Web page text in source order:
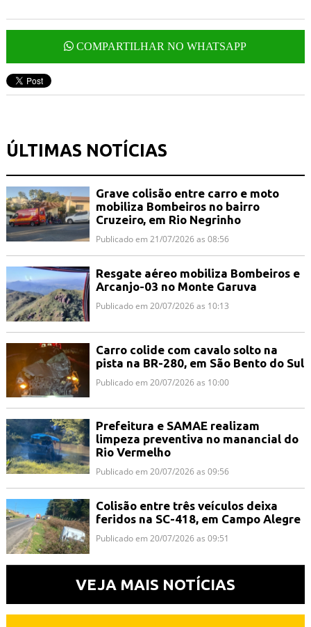
COMPARTILHAR NO WHATSAPP
ÚLTIMAS NOTÍCIAS
Grave colisão entre carro e moto
mobiliza Bombeiros no bairro
Cruzeiro, em Rio Negrinho
Publicado em 21/07/2026 as 08:56
Resgate aéreo mobiliza Bombeiros e
Arcanjo-03 no Monte Garuva
Publicado em 20/07/2026 as 10:13
Carro colide com cavalo solto na
pista na BR-280, em São Bento do Sul
Publicado em 20/07/2026 as 10:00
Prefeitura e SAMAE realizam
limpeza preventiva no manancial do
Rio Vermelho
Publicado em 20/07/2026 as 09:56
Colisão entre três veículos deixa
feridos na SC-418, em Campo Alegre
Publicado em 20/07/2026 as 09:51
VEJA MAIS NOTÍCIAS